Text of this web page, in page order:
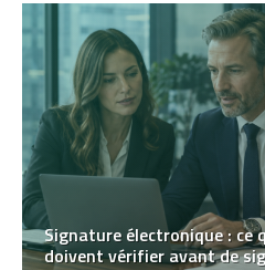
Signature électronique : ce
doivent vérifier avant de